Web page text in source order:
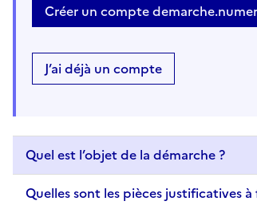
Créer un compte
J’ai déjà un compte
Quel est l’objet de la démarche ?
Quelles sont les pièces justificatives